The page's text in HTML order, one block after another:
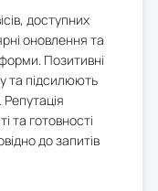
доступних
оновлення та
Позитивні
та підсилюють
Репутація
та готовності
до запитів